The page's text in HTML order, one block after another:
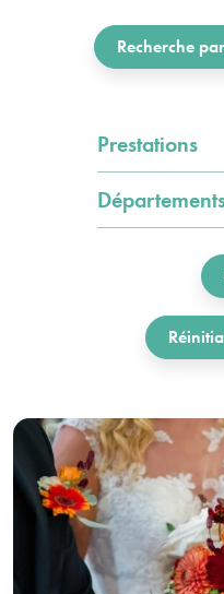
Recherche
Prestations